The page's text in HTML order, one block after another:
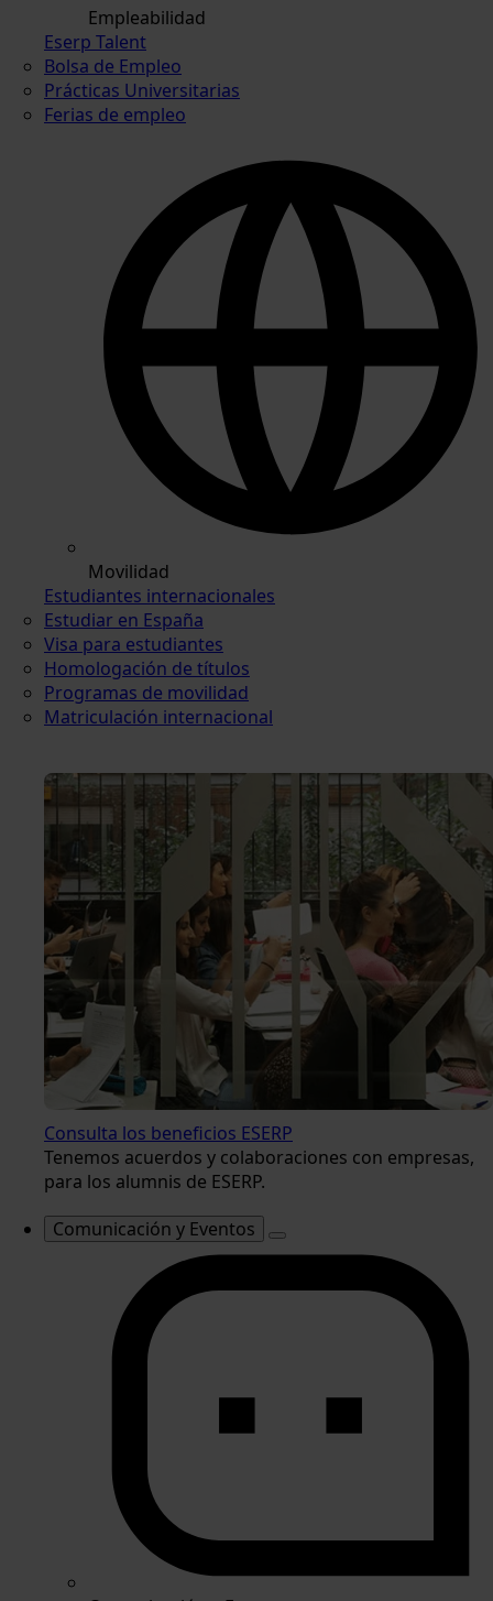
Empleabilidad
Eserp Talent
Bolsa de Empleo
Prácticas Universitarias
Ferias de empleo
Movilidad
Estudiantes internacionales
Estudiar en España
Visa para estudiantes
Homologación de títulos
Programas de movilidad
Matriculación internacional
Consulta los beneficios ESERP
Tenemos acuerdos y colaboraciones con empresas,
para los alumnis de ESERP.
Comunicación y Eventos